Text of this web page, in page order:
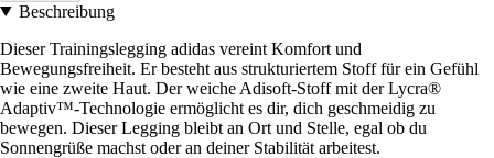
Beschreibung
Dieser Trainingslegging adidas vereint Komfort und
Bewegungsfreiheit. Er besteht aus strukturiertem Stoff für ein Gefühl
wie eine zweite Haut. Der weiche Adisoft-Stoff mit der Lycra®
Adaptiv™-Technologie ermöglicht es dir, dich geschmeidig zu
bewegen. Dieser Legging bleibt an Ort und Stelle, egal ob du
Sonnengrüße machst oder an deiner Stabilität arbeitest.